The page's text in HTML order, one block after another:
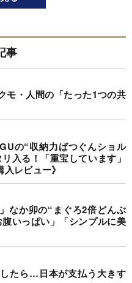
事
モ・人間の「たった1つの共
の“収納力ばつぐんショル
入る！「重宝しています」
レビュー》
なか卯の“まぐろ2倍どんぶ
いっぱい」「シンプルに美
たら…日本が支払う大きす